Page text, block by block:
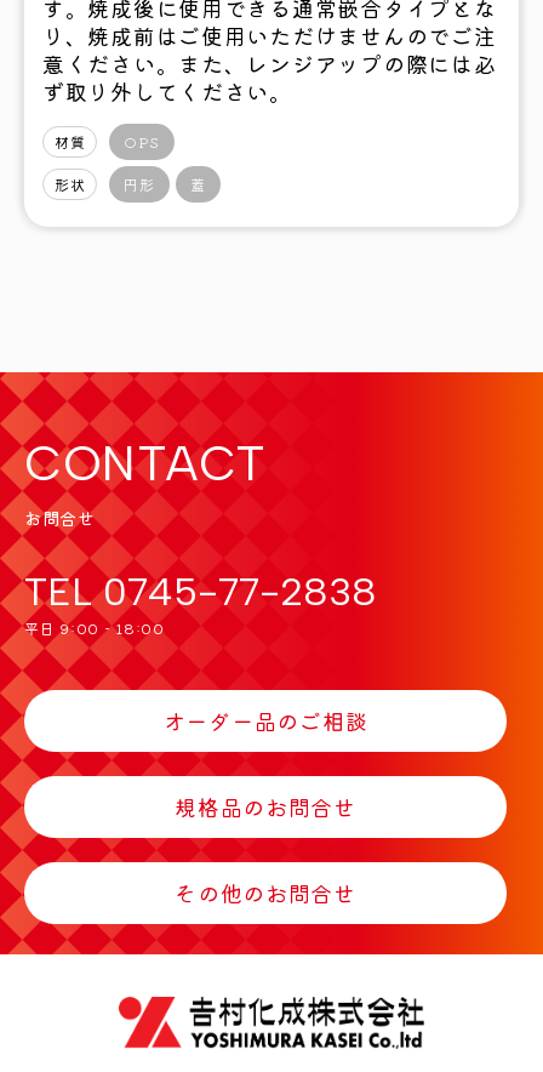
す。焼成後に使用できる通常嵌合タイプとな
り、焼成前はご使用いただけませんのでご注
意ください。また、レンジアップの際には必
ず取り外してください。
材質 OPS
形状 円形 蓋
CONTACT
お問合せ
TEL0745-77-2838
平日 9:00 - 18:00
オーダー品のご相談
規格品のお問合せ
その他のお問合せ